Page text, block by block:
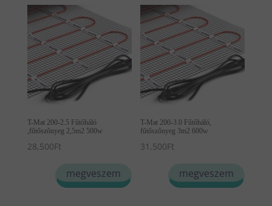
T-Mat 200-2.5 Fűtőháló
,fűtőszőnyeg 2,5m2 500w
28,500Ft
megveszem
T-Mat 200-3.0 Fűtőháló,
fűtőszőnyeg 3m2 600w
31,500Ft
megveszem